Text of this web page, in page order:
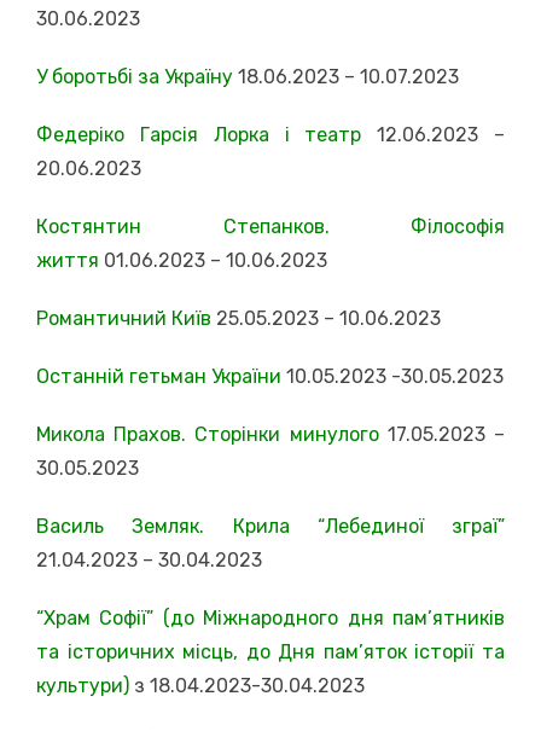
30.06.2023
У боротьбі за Україну 18.06.2023 – 10.07.2023
Федеріко Гарсія Лорка і театр 12.06.2023 –
20.06.2023
Костянтин Степанков. Філософія
життя 01.06.2023 – 10.06.2023
Романтичний Київ 25.05.2023 – 10.06.2023
Останній гетьман України 10.05.2023 -30.05.2023
Микола Прахов. Сторінки минулого17.05.2023 –
30.05.2023
Василь Земляк. Крила “Лебединої зграї”
21.04.2023 – 30.04.2023
“Храм Софії” (до Міжнародного дня пам’ятників
та історичних місць, до Дня пам’яток історії та
культури) з 18.04.2023-30.04.2023